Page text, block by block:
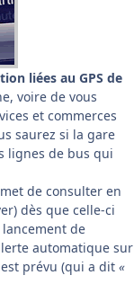
liées au GPS de
voire de vous
et commerces
saurez si la gare
lignes de bus qui
de consulter en
dès que celle-ci
de
automatique sur
prévu (qui a dit «